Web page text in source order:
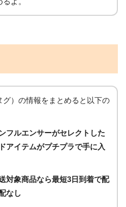
グ）の情報をまとめると以下の
フルエンサーがセレクトした
アイテムがプチプラで手に入
対象商品なら最短3日到着で配
なし